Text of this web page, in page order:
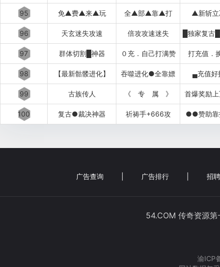
95 免▲费▲来▲玩 全▲部▲靠▲打 ▲新斩
96 天玄迷失攻速 倍攻攻速迷失
97 群体切割█神器 ０充．自己打满赞 打充值．
98 【最新骷髅进化】 吞噬进化●全靠嫖 ▄充值好
99 古族传人 《 专 属 》 首爆奖励
100 复古●裁决神器 祈祷手+666攻 ●●赞助
广告查询 广告排行 招
54.COM 传奇资源
渝ICP